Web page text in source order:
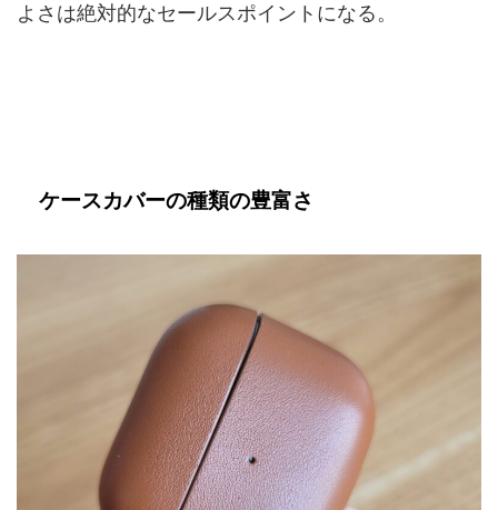
よさは絶対的なセールスポイントになる。
ケースカバーの種類の豊富さ